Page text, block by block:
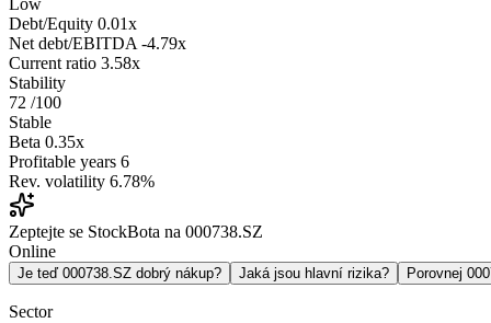
Low
Debt/Equity 0.01x
Net debt/EBITDA -4.79x
Current ratio 3.58x
Stability
72 /100
Stable
Beta 0.35x
Profitable years 6
Rev. volatility 6.78%
Zeptejte se StockBota na 000738.SZ
Online
Je teď 000738.SZ dobrý nákup? Jaká jsou hlavní rizika? Porovnej
Sector